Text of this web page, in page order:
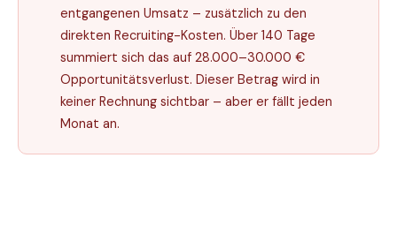
entgangenen Umsatz – zusätzlich zu den
direkten Recruiting-Kosten. Über 140 Tage
summiert sich das auf 28.000–30.000 €
Opportunitätsverlust. Dieser Betrag wird in
keiner Rechnung sichtbar – aber er fällt jeden
Monat an.